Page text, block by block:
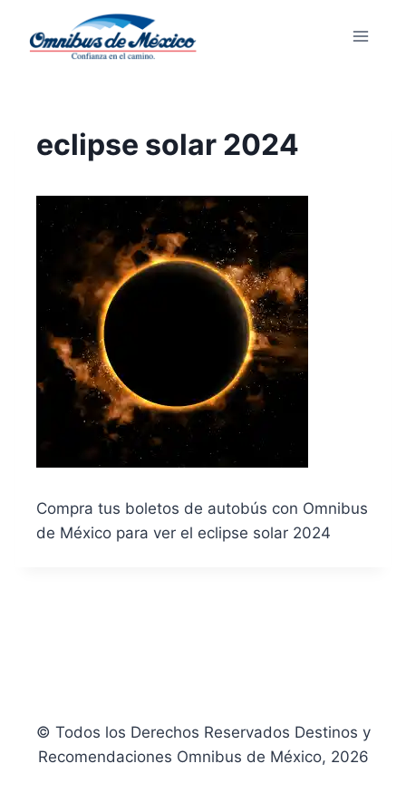
eclipse solar 2024
Compra tus boletos de autobús con Omnibus
de México para ver el eclipse solar 2024
© Todos los Derechos Reservados Destinos y
Recomendaciones Omnibus de México, 2026